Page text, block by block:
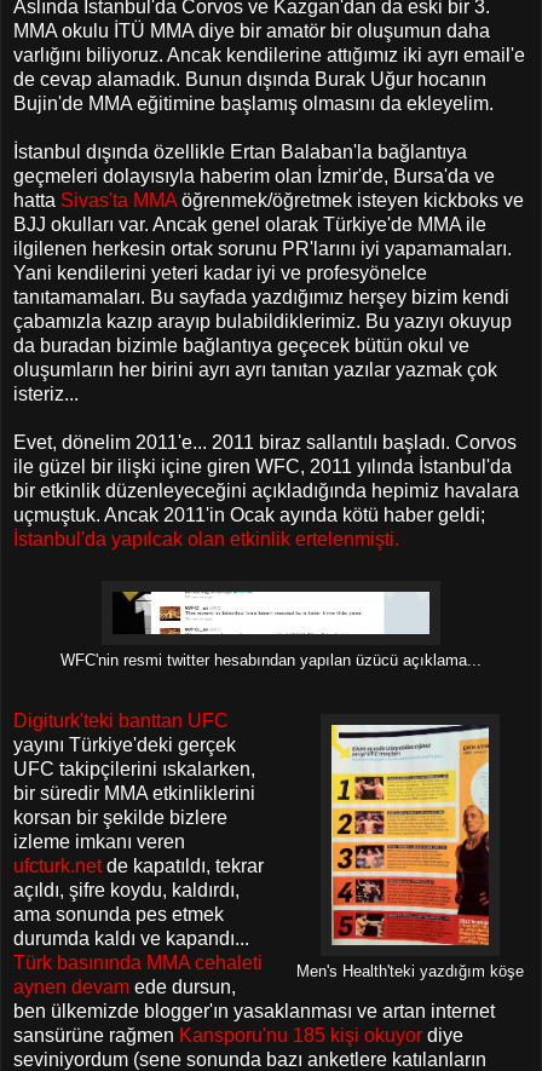
Aslında İstanbul'da Corvos ve Kazgan'dan da eski bir 3.
MMA okulu İTÜ MMA diye bir amatör bir oluşumun daha
varlığını biliyoruz. Ancak kendilerine attığımız iki ayrı email'e
de cevap alamadık. Bunun dışında Burak Uğur hocanın
Bujin'de MMA eğitimine başlamış olmasını da ekleyelim.
İstanbul dışında özellikle Ertan Balaban'la bağlantıya
geçmeleri dolayısıyla haberim olan İzmir'de, Bursa'da ve
hatta Sivas'ta MMA öğrenmek/öğretmek isteyen kickboks ve
BJJ okulları var. Ancak genel olarak Türkiye'de MMA ile
ilgilenen herkesin ortak sorunu PR'larını iyi yapamamaları.
Yani kendilerini yeteri kadar iyi ve profesyönelce
tanıtamamaları. Bu sayfada yazdığımız herşey bizim kendi
çabamızla kazıp arayıp bulabildiklerimiz. Bu yazıyı okuyup
da buradan bizimle bağlantıya geçecek bütün okul ve
oluşumların her birini ayrı ayrı tanıtan yazılar yazmak çok
isteriz...
Evet, dönelim 2011'e... 2011 biraz sallantılı başladı. Corvos
ile güzel bir ilişki içine giren WFC, 2011 yılında İstanbul'da
bir etkinlik düzenleyeceğini açıkladığında hepimiz havalara
uçmuştuk. Ancak 2011'in Ocak ayında kötü haber geldi;
İstanbul'da yapılcak olan etkinlik ertelenmişti.
WFC'nin resmi twitter hesabından yapılan üzücü açıklama...
Men's Health'teki yazdığım köşe
Digiturk'teki banttan UFC
yayını Türkiye'deki gerçek
UFC takipçilerini ıskalarken,
bir süredir MMA etkinliklerini
korsan bir şekilde bizlere
izleme imkanı veren
ufcturk.netde kapatıldı, tekrar
açıldı, şifre koydu, kaldırdı,
ama sonunda pes etmek
durumda kaldı ve kapandı...
Türk basınında MMA cehaleti
aynen devam ede dursun,
ben ülkemizde blogger'ın yasaklanması ve artan internet
sansürüne rağmen Kansporu'nu 185 kişi okuyor diye
seviniyordum (sene sonunda bazı anketlere katılanların